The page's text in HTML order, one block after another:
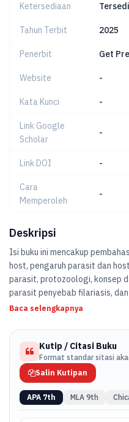
Ketersediaan
Tahun Terbit 2025
Penerbit Get
Website -
Kata Kunci -
Link Google
Scholar
-
Link DOI -
Cara
Memperoleh
-
Deskripsi
Isi buku ini mencakup
host, pengaruh parasit dan
parasit, protozoologi, konsep
parasit penyebab filariasis,
Baca selengkapnya
Kutip / Citasi Buku
Format standar sitasi
Salin Kutipan
APA 7th MLA 9th